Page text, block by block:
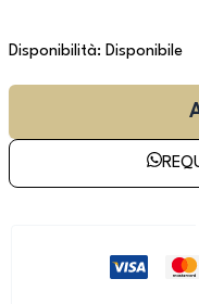
Disponibilità: Disponibile